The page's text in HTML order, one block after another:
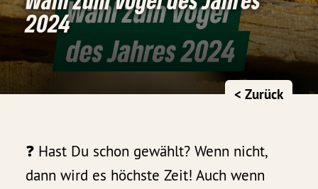
2024
< Zurück
❓ Hast Du schon gewählt? Wenn nicht,
dann wird es höchste Zeit! Auch wenn